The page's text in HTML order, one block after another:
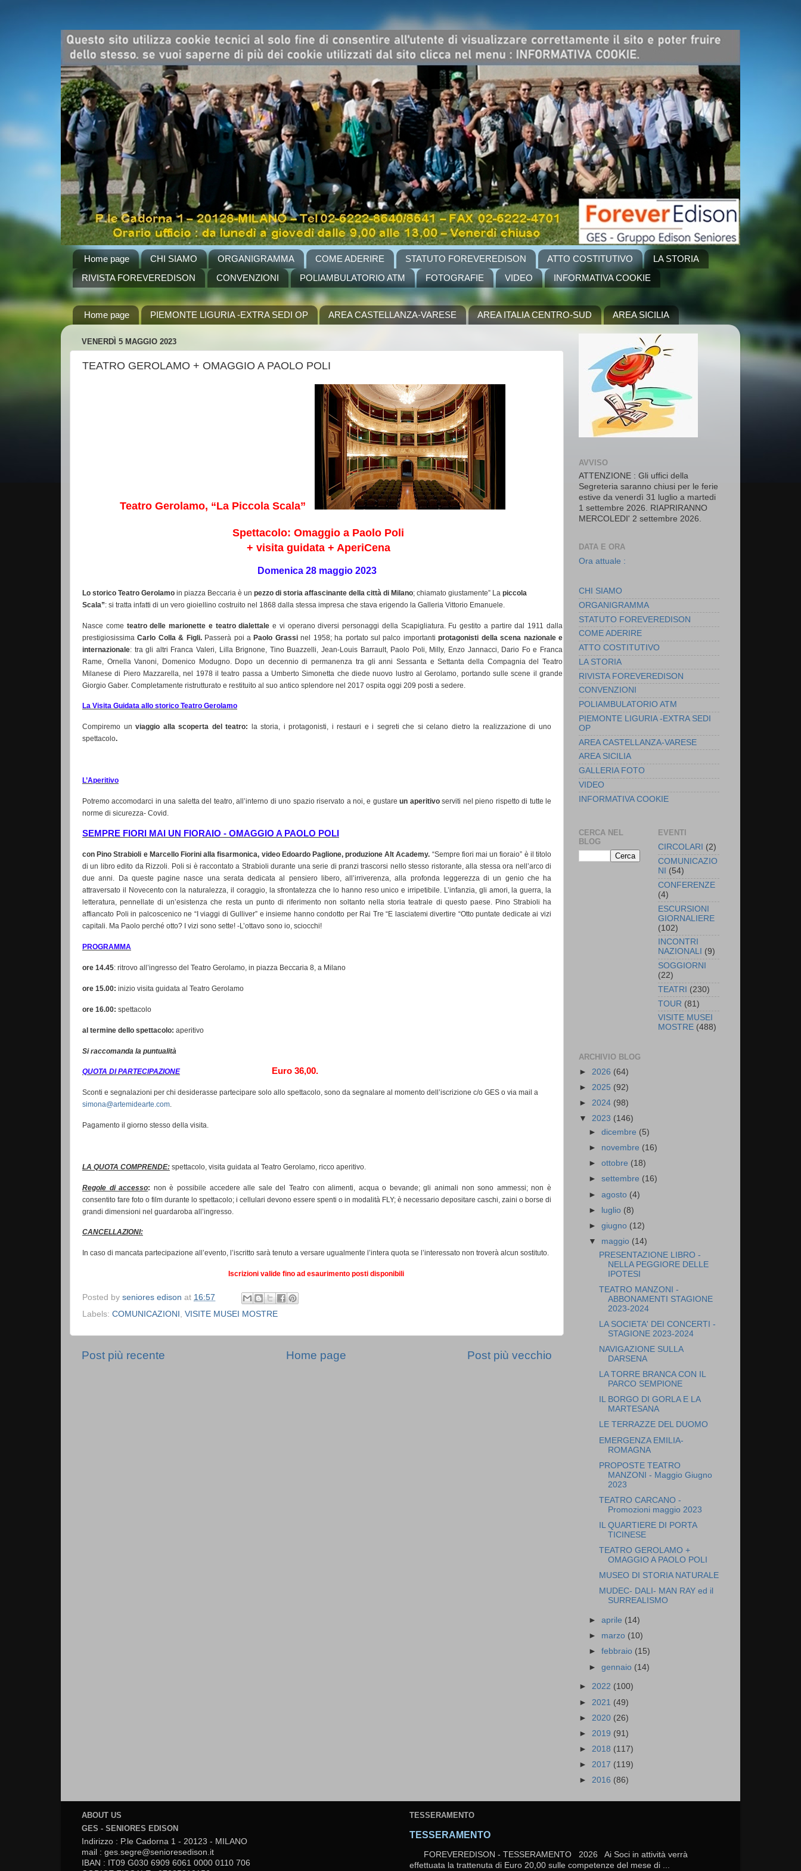
Home page CHI SIAMO ORGANIGRAMMA COME ADERIRE STATUTO FOREVEREDISON ATTO COSTITUTIVO
LA STORIA
RIVISTA FOREVEREDISON
CONVENZIONI POLIAMBULATORIO ATM FOTOGRAFIE VIDEO INFORMATIVA COOKIE
Home page PIEMONTE LIGURIA -EXTRA SEDI OP AREA CASTELLANZA-VARESE AREA ITALIA CENTRO-SUD AREA SICILIA
VENERDÌ 5 MAGGIO 2023
TEATRO GEROLAMO + OMAGGIO A PAOLO POLI
Teatro Gerolamo, “La Piccola Scala”
Spettacolo: Omaggio a Paolo Poli
+ visita guidata + AperiCena
Domenica 28 maggio 2023
Lo storico Teatro Gerolamo in piazza Beccaria è un pezzo di storia affascinante della città di Milano; chiamato giustamente” La piccola
Scala”: si tratta infatti di un vero gioiellino costruito nel 1868 dalla stessa impresa che stava erigendo la Galleria Vittorio Emanuele.
Nasce come teatro delle marionette e teatro dialettale e vi operano diversi personaggi della Scapigliatura. Fu gestito a partire dal 1911 dalla
prestigiosissimaCarlo Colla & Figli.Passerà poi aPaolo Grassinel 1958; ha portato sul palco importantiprotagonisti della scena nazionale e
internazionale: tra gli altri Franca Valeri, Lilla Brignone, Tino Buazzelli, Jean-Louis Barrault, Paolo Poli, Milly, Enzo Jannacci, Dario Fo e Franca
Rame, Ornella Vanoni, Domenico Modugno. Dopo un decennio di permanenza tra gli anni Sessanta e Settanta della Compagnia del Teatro
Milanese di Piero Mazzarella, nel 1978 il teatro passa a Umberto Simonetta che diede nuovo lustro al Gerolamo, portando sulle scene il grande
Giorgio Gaber. Completamente ristrutturato e restituito al suo antico splendore nel 2017 ospita oggi 209 posti a sedere.
La Visita Guidata allo storico Teatro Gerolamo
Compiremo unviaggio alla scoperta del teatro:
la storia, i protagonisti, i restauri e i segreti che si celano dietro la realizzazione di uno
spettacolo.
L’Aperitivo
Potremo accomodarci in una saletta del teatro, all’interno di uno spazio riservato a noi, e gustareun aperitivoserviti nel pieno rispetto di tutte le
norme di sicurezza- Covid.
SEMPRE FIORI MAI UN FIORAIO - OMAGGIO A PAOLO POLI
con Pino Strabioli e Marcello Fiorini alla fisarmonica, video Edoardo Paglione, produzione Alt Academy. “Sempre fiori mai un fioraio” è il titolo
di un libro edito da Rizzoli. Poli si è raccontato a Strabioli durante una serie di pranzi trascorsi nello stesso ristorante, alla stessa ora nell’arco di
due anni. Da queste pagine nasce una serata dedicata al pensiero libero, all’irriverenza, alla profonda leggerezza di un genio che ha
attraversato il Novecento con la naturalezza, il coraggio, la sfrontatezza che lo hanno reso unico e irripetibile. L’infanzia, gli amori, la guerra, la
letteratura, pennellate di un’esistenza che resta un punto di riferimento non soltanto nella storia teatrale di questo paese. Pino Strabioli ha
affiancato Poli in palcoscenico ne “I viaggi di Gulliver” e insieme hanno condotto per Rai Tre “E lasciatemi divertire “Otto puntate dedicate ai vizi
capitali. Ma Paolo perché otto? I vizi sono sette! -L’ottavo sono io, sciocchi!
PROGRAMMA
ore 14.45: ritrovo all’ingresso del Teatro Gerolamo, in piazza Beccaria 8, a Milano
ore 15.00: inizio visita guidata al Teatro Gerolamo
ore 16.00: spettacolo
al termine dello spettacolo: aperitivo
Si raccomanda la puntualità
QUOTA DI PARTECIPAZIONE Euro 36,00.
Sconti e segnalazioni per chi desiderasse partecipare solo allo spettacolo, sono da segnalare al momento dell’iscrizione c/o GES o via mail a
simona@artemidearte.com.
Pagamento il giorno stesso della visita.
LA QUOTA COMPRENDE: spettacolo, visita guidata al Teatro Gerolamo, ricco aperitivo.
Regole di accesso: non è possibile accedere alle sale del Teatro con alimenti, acqua o bevande; gli animali non sono ammessi; non è
consentito fare foto o film durante lo spettacolo; i cellulari devono essere spenti o in modalità FLY; è necessario depositare caschi, zaini o borse di
grandi dimensioni nel guardaroba all’ingresso.
CANCELLAZIONI:
In caso di mancata partecipazione all’evento, l’iscritto sarà tenuto a versare ugualmente l’intera quota se l’interessato non troverà alcun sostituto.
Iscrizioni valide fino ad esaurimento posti disponibili
Posted by seniores edison at 16:57
Labels: COMUNICAZIONI VISITE MUSEI MOSTRE
Post più recente Post più vecchio
Home page
AVVISO
ATTENZIONE : Gli uffici della
Segreteria saranno chiusi per le ferie
estive da venerdì 31 luglio a martedi
1 settembre 2026. RIAPRIRANNO
MERCOLEDI' 2 settembre 2026.
DATA E ORA
Ora attuale :
CHI SIAMO
ORGANIGRAMMA
STATUTO FOREVEREDISON
COME ADERIRE
ATTO COSTITUTIVO
LA STORIA
RIVISTA FOREVEREDISON
CONVENZIONI
POLIAMBULATORIO ATM
PIEMONTE LIGURIA -EXTRA SEDI
OP
AREA CASTELLANZA-VARESE
AREA SICILIA
GALLERIA FOTO
VIDEO
INFORMATIVA COOKIE
CERCA NEL
BLOG
EVENTI
CIRCOLARI
(2)
COMUNICAZIO
NI
(54)
CONFERENZE
(4)
ESCURSIONI
GIORNALIERE
(102)
INCONTRI
NAZIONALI (9)
SOGGIORNI
(22)
TEATRI
(230)
TOUR (81)
VISITE MUSEI
MOSTRE (488)
ARCHIVIO BLOG
► 2026 (64)
► 2025 (92)
► 2024 (98)
▼ 2023 (146)
►dicembre (5)
► novembre (16)
►ottobre (18)
►settembre (16)
►agosto (4)
► luglio (8)
►giugno (12)
▼ maggio (14)
PRESENTAZIONE LIBRO -
NELLA PEGGIORE DELLE
IPOTESI
TEATRO MANZONI -
ABBONAMENTI STAGIONE
2023-2024
LA SOCIETA' DEI CONCERTI -
STAGIONE 2023-2024
NAVIGAZIONE SULLA
DARSENA
LA TORRE BRANCA CON IL
PARCO SEMPIONE
IL BORGO DI GORLA E LA
MARTESANA
LE TERRAZZE DEL DUOMO
EMERGENZA EMILIA-
ROMAGNA
PROPOSTE TEATRO
MANZONI - Maggio Giugno
2023
TEATRO CARCANO -
Promozioni maggio 2023
IL QUARTIERE DI PORTA
TICINESE
TEATRO GEROLAMO +
OMAGGIO A PAOLO POLI
MUSEO DI STORIA NATURALE
MUDEC- DALI- MAN RAY ed il
SURREALISMO
►aprile (14)
► marzo (10)
►febbraio (15)
►gennaio (14)
► 2022 (100)
► 2021 (49)
► 2020 (26)
► 2019 (91)
► 2018 (117)
► 2017 (119)
► 2016 (86)
ABOUT US
GES - SENIORES EDISON
Indirizzo : P.le Cadorna 1 - 20123 - MILANO
mail : ges.segre@senioresedison.it
IBAN : IT09 G030 6909 6061 0000 0110 706
TESSERAMENTO
TESSERAMENTO
FOREVEREDISON - TESSERAMENTO 2026 Ai Soci in attività verrà
effettuata la trattenuta di Euro 20,00 sulle competenze del mese di ...